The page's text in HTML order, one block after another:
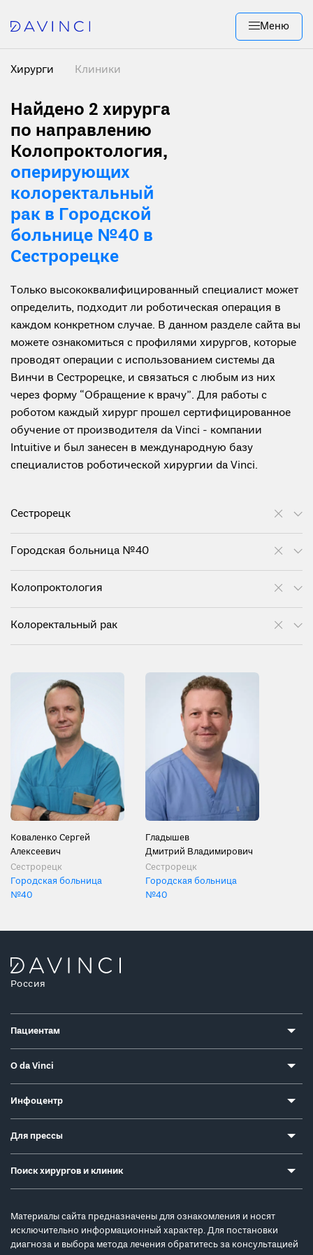
Меню
Хирурги Клиники
Найдено 2 хирурга
по направлению
Колопроктология,
оперирующих
колоректальный
рак в Городской
больнице №40 в
Сестрорецке
Только высококвалифицированный специалист может
определить, подходит ли роботическая операция в
каждом конкретном случае. В данном разделе сайта вы
можете ознакомиться с профилями хирургов, которые
проводят операции с использованием системы да
Винчи в Сестрорецке, и связаться с любым из них
через форму “Обращение к врачу”. Для работы с
роботом каждый хирург прошел сертифицированное
обучение от производителя da Vinci - компании
Intuitive и был занесен в международную базу
специалистов роботической хирургии da Vinci.
Сестрорецк
Городская больница №40
Колопроктология
Колоректальный рак
Коваленко Сергей
Алексеевич
Сестрорецк
Городская больница
№40
Гладышев
Дмитрий Владимирович
Сестрорецк
Городская больница
№40
Россия
Пациентам
О da Vinci
Инфоцентр
Для прессы
Поиск хирургов и клиник
Материалы сайта предназначены для ознакомления и носят
исключительно информационный характер. Для постановки
диагноза и выбора метода лечения обратитесь за консультацией